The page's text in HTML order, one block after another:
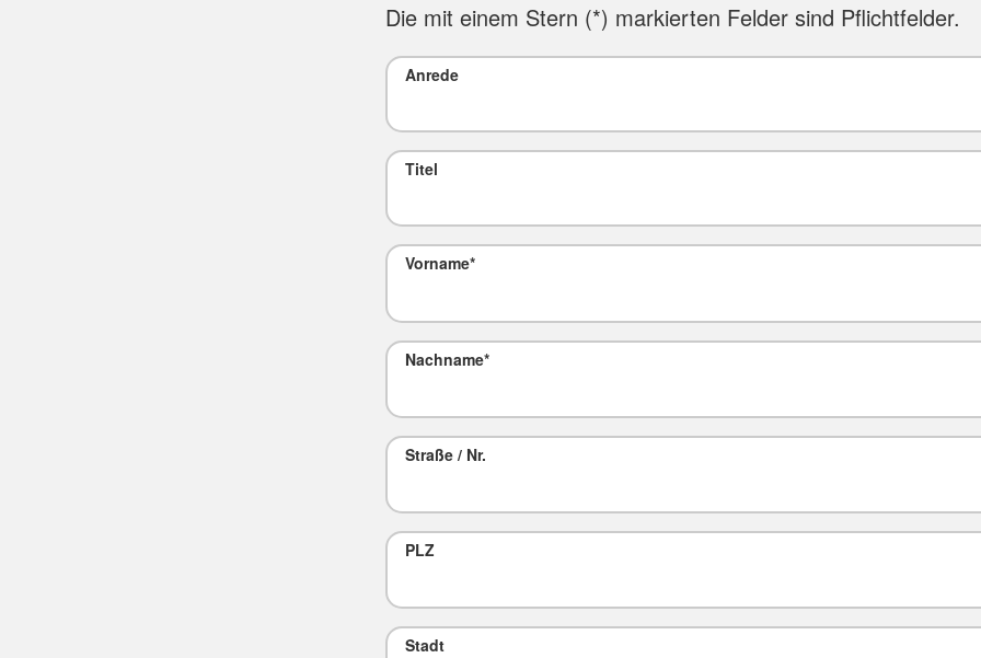
Die mit einem Stern (*) markierten Felder sind Pflichtfelder.
Anrede
Titel
Vorname*
Nachname*
Straße / Nr.
PLZ
Stadt